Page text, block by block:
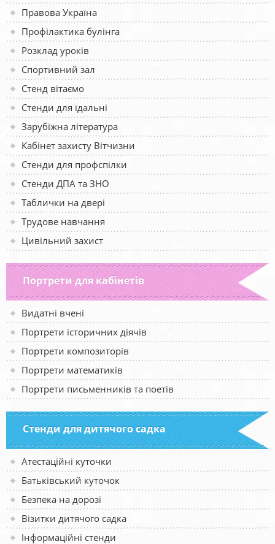
Правова Україна
Профілактика булінга
Розклад уроків
Спортивний зал
Стенд вітаємо
Стенди для їдальні
Зарубіжна література
Кабінет захисту Вітчизни
Стенди для профспілки
Стенди ДПА та ЗНО
Таблички на двері
Трудове навчання
Цивільний захист
Портрети для кабінетів
Видатні вчені
Портрети історичних діячів
Портрети композиторів
Портрети математиків
Портрети письменників та поетів
Стенди для дитячого садка
Атестаційні куточки
Батьківський куточок
Безпека на дорозі
Візитки дитячого садка
Інформаційні стенди